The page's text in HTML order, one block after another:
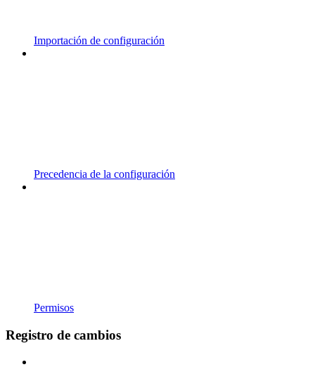
Importación de configuración
Precedencia de la configuración
Permisos
Registro de cambios